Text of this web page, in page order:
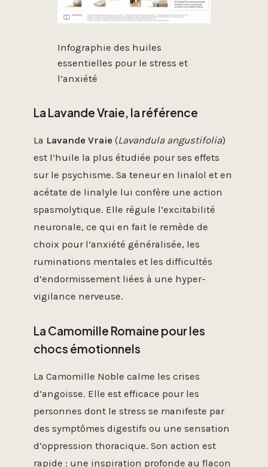
Infographie des huiles
essentielles pour le stress et
l’anxiété
La Lavande Vraie, la référence
La Lavande Vraie (Lavandula angustifolia)
est l’huile la plus étudiée pour ses effets
sur le psychisme. Sa teneur en linalol et en
acétate de linalyle lui confère une action
spasmolytique. Elle régule l’excitabilité
neuronale, ce qui en fait le remède de
choix pour l’anxiété généralisée, les
ruminations mentales et les difficultés
d’endormissement liées à une hyper-
vigilance nerveuse.
La Camomille Romaine pour les
chocs émotionnels
La Camomille Noble calme les crises
d’angoisse. Elle est efficace pour les
personnes dont le stress se manifeste par
des symptômes digestifs ou une sensation
d’oppression thoracique. Son action est
rapide : une inspiration profonde au flacon